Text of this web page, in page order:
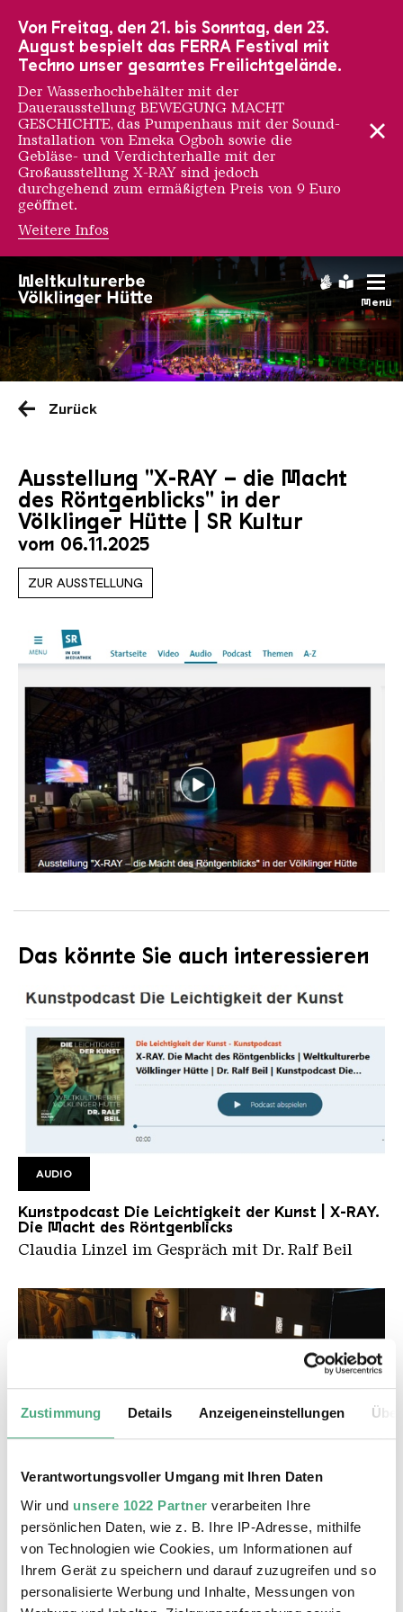
Zustimmung Details Anzeigeneinstellungen
Verantwortungsvoller Umgang mit Ihren Daten
Wir und unsere 1022 Partner verarbeiten Ihre
persönlichen Daten, wie z. B. Ihre IP-Adresse, mithilfe
von Technologien wie Cookies, um Informationen auf
Ihrem Gerät zu speichern und darauf zuzugreifen und so
personalisierte Werbung und Inhalte, Messungen von
Menü
Saarländischen
Zurück
Ausstellung "X-RAY – die Macht
des Röntgenblicks" in der
Völklinger Hütte | SR Kultur
vom 06.11.2025
ZUR AUSSTELLUNG
Das könnte Sie auch interessieren
Kunstpodcast
AUDIO
Kunstpodcast Die Leichtigkeit der Kunst | X-RAY.
Die Macht des Röntgenblicks
Claudia Linzel im Gespräch mit Dr. Ralf Beil
VIDEO
Völklinger Hütte: L'art passé au Rayon-X | Moselle
TV
Von Freitag, den 21. bis Sonntag, den 23.
August bespielt das FERRA Festival mit
Techno unser gesamtes Freilichtgelände.
Der Wasserhochbehälter mit der
Dauerausstellung BEWEGUNG MACHT
GESCHICHTE, das Pumpenhaus mit der Sound-
Installation von Emeka Ogboh sowie die
Gebläse- und Verdichterhalle mit der
Großausstellung X-RAY sind jedoch
durchgehend zum ermäßigten Preis von 9 Euro
geöffnet.
Weitere Infos